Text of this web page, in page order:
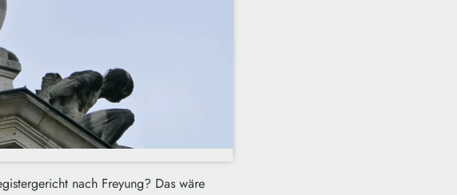
nach Freyung? Das wäre